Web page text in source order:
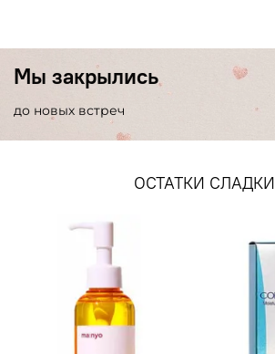
Мы закрылись
до новых встреч
ОСТАТКИ СЛАДКИ